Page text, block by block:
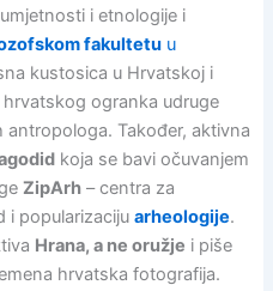
i etnologije i
fakultetuu
kustosica u Hrvatskoj i
ogranka udruge
antropologa. Također, aktivna
koja se bavi očuvanjem
ZipArh– centra za
i popularizaciju arheologije.
Hrana, a ne oružje i piše
hrvatska fotografija.